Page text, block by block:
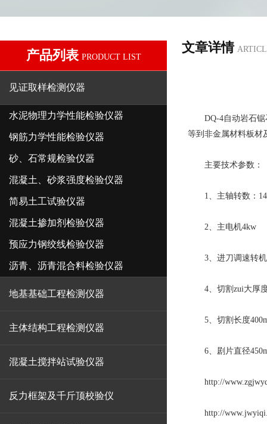
文章详情
DQ-4自动岩石锯石
等到非金属材料板材
主要技术参数：
1、主轴转数：
2、主电机4kw
3、进刀调速转机
4、切割zui大厚度
5、切割长度
6、剧片直径
http://
http://
产品列表 PRODUCT LIST
见证取样检测仪器
水泥物理力学性能检验仪器
钢筋力学性能检验仪器
砂、石常规检验仪器
混凝土、砂浆强度检验仪器
简易土工试验仪器
混凝土掺加剂检验仪器
预应力钢绞线检验仪器
沥青、沥青混合料检验仪器
地基基础工程检测仪器
主体结构工程检测仪器
混凝土搅拌站试验仪器
反力框架及千斤顶校验仪